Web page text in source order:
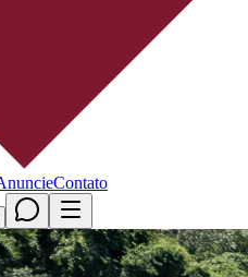
Contato